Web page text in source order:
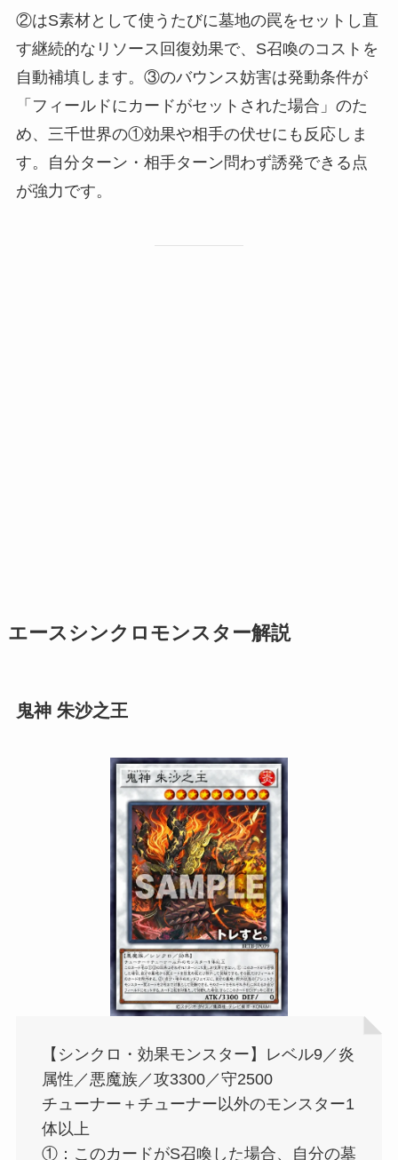
②はS素材として使うたびに墓地の罠をセットし直
す継続的なリソース回復効果で、S召喚のコストを
自動補填します。③のバウンス妨害は発動条件が
「フィールドにカードがセットされた場合」のた
め、三千世界の①効果や相手の伏せにも反応しま
す。自分ターン・相手ターン問わず誘発できる点
が強力です。
エースシンクロモンスター解説
鬼神 朱沙之王
【シンクロ・効果モンスター】レベル9／炎
属性／悪魔族／攻3300／守2500
チューナー＋チューナー以外のモンスター1
体以上
①：このカードがS召喚した場合、自分の墓